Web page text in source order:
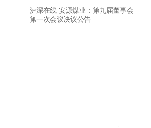
泸深在线 安源煤业：第九届董事会
第一次会议决议公告